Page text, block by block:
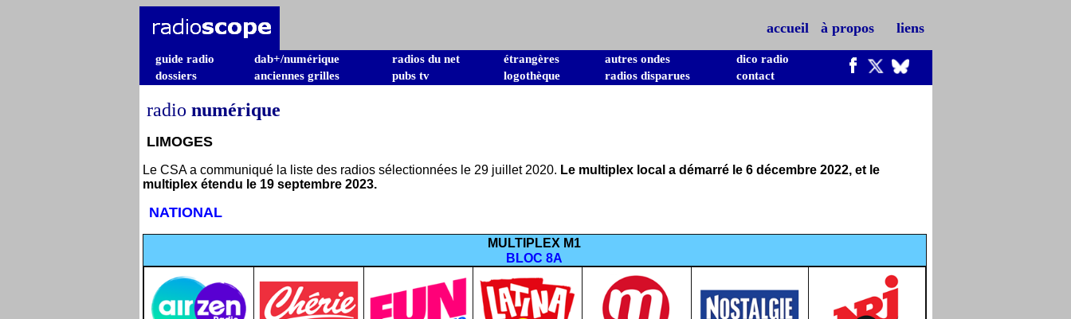
accueil à propos liens
guide radio dab+/numérique radios du net étrangères autres ondes
dico radio
dossiers
anciennes grilles pubs tv logothèque radios disparues contact
radio numérique
LIMOGES
Le CSA a communiqué la liste des radios sélectionnées le 29 juillet 2020. Le multiplex local a démarré le 6 décembre 2022, et le
multiplex étendu le 19 septembre 2023.
NATIONAL
MULTIPLEX M1
BLOC 8A